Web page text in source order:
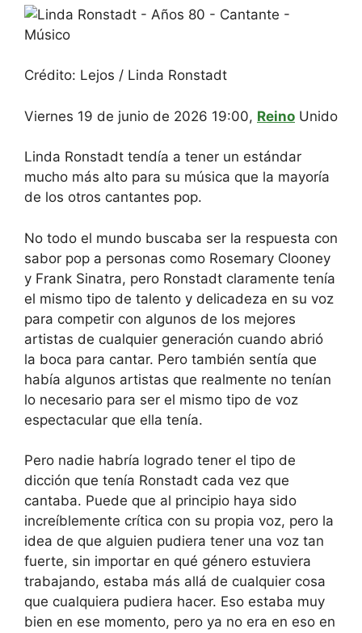
Crédito: Lejos / Linda Ronstadt
Viernes 19 de junio de 2026 19:00, Reino Unido
Linda Ronstadt tendía a tener un estándar
mucho más alto para su música que la mayoría
de los otros cantantes pop.
No todo el mundo buscaba ser la respuesta con
sabor pop a personas como Rosemary Clooney
y Frank Sinatra, pero Ronstadt claramente tenía
el mismo tipo de talento y delicadeza en su voz
para competir con algunos de los mejores
artistas de cualquier generación cuando abrió
la boca para cantar. Pero también sentía que
había algunos artistas que realmente no tenían
lo necesario para ser el mismo tipo de voz
espectacular que ella tenía.
Pero nadie habría logrado tener el tipo de
dicción que tenía Ronstadt cada vez que
cantaba. Puede que al principio haya sido
increíblemente crítica con su propia voz, pero la
idea de que alguien pudiera tener una voz tan
fuerte, sin importar en qué género estuviera
trabajando, estaba más allá de cualquier cosa
que cualquiera pudiera hacer. Eso estaba muy
bien en ese momento, pero ya no era en eso en